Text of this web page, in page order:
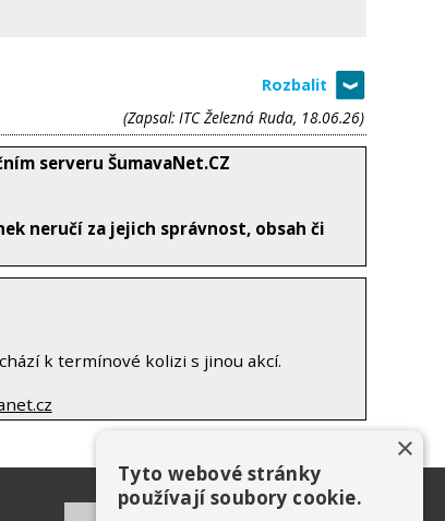
(Zapsal: ITC Železná Ruda, 18.06.26)
serveru ŠumavaNet.CZ
neručí za jejich správnost, obsah či
k termínové kolizi s jinou akcí.
×
Tyto webové stránky
používají soubory cookie.